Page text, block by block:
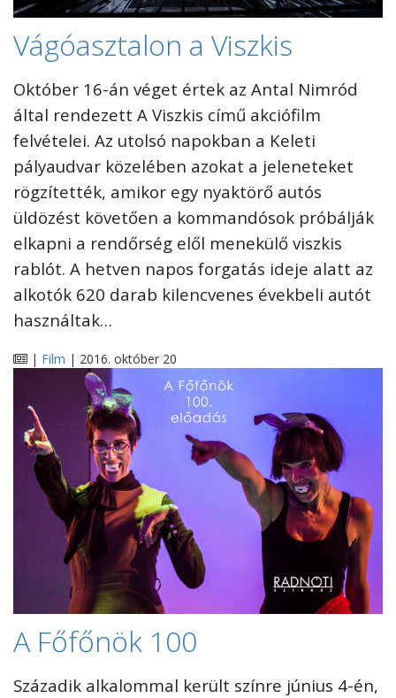
Vágóasztalon a Viszkis
Október 16-án véget értek az Antal Nimród
által rendezett A Viszkis című akciófilm
felvételei. Az utolsó napokban a Keleti
pályaudvar közelében azokat a jeleneteket
rögzítették, amikor egy nyaktörő autós
üldözést követően a kommandósok próbálják
elkapni a rendőrség elől menekülő viszkis
rablót. A hetven napos forgatás ideje alatt az
alkotók 620 darab kilencvenes évekbeli autót
használtak…
| Film | 2016. október 20
A Főfőnök 100
Századik alkalommal került színre június 4-én,